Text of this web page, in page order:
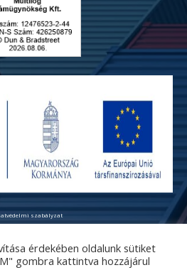
szabályzat
is prohibited!
nélküli felhasználásuk tilos!
érdekében oldalunk sütiket
gombra kattintva hozzájárul